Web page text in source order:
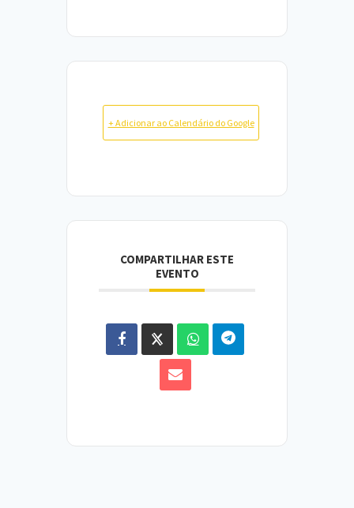
+ Adicionar ao Calendário do Google
COMPARTILHAR ESTE
EVENTO